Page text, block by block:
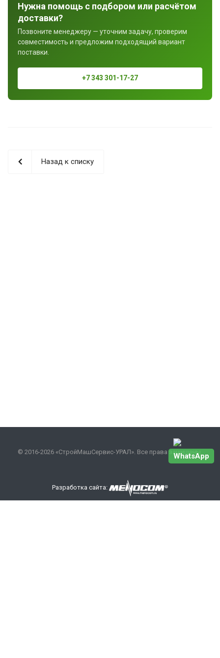
Нужна помощь с подбором или расчётом
доставки?
Позвоните менеджеру — уточним задачу, проверим
совместимость и предложим подходящий вариант
поставки.
+7 343 301-17-27
Назад к списку
© 2016-2026 «СтройМашСервис-УРАЛ». Все права защищены.
Разработка сайта:
WhatsApp